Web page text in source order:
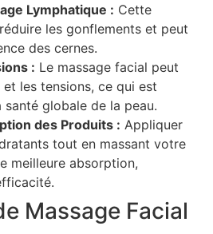
Lymphatique : Cette
les gonflements et peut
des cernes.
: Le massage facial peut
les tensions, ce qui est
globale de la peau.
des Produits : Appliquer
tout en massant votre
meilleure absorption,
Massage Facial